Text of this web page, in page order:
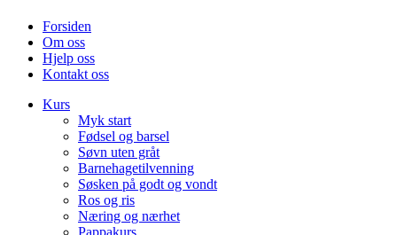
Forsiden
Om oss
Hjelp oss
Kontakt oss
Kurs
Myk start
Fødsel og barsel
Søvn uten gråt
Barnehagetilvenning
Søsken på godt og vondt
Ros og ris
Næring og nærhet